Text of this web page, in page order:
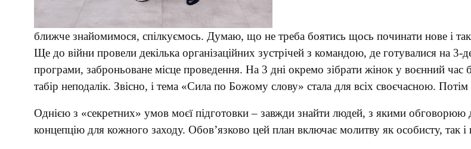
ближче знайомимося, спілкуємось. Думаю, що не треба боятись щось починати нове і
Ще до війни провели декілька організаційних зустрічей з командою, де готувалися на 3-
програми, заброньоване місце проведення. На 3 дні окремо зібрати жінок у воєнний
табір неподалік. Звісно, і тема «Сила по Божому слову» стала для всіх своєчасною. Потім
Однією з «секретних» умов моєї підготовки – завжди знайти людей, з якими
концепцію для кожного заходу. Обов’язково цей план включає молитву як особисту, так